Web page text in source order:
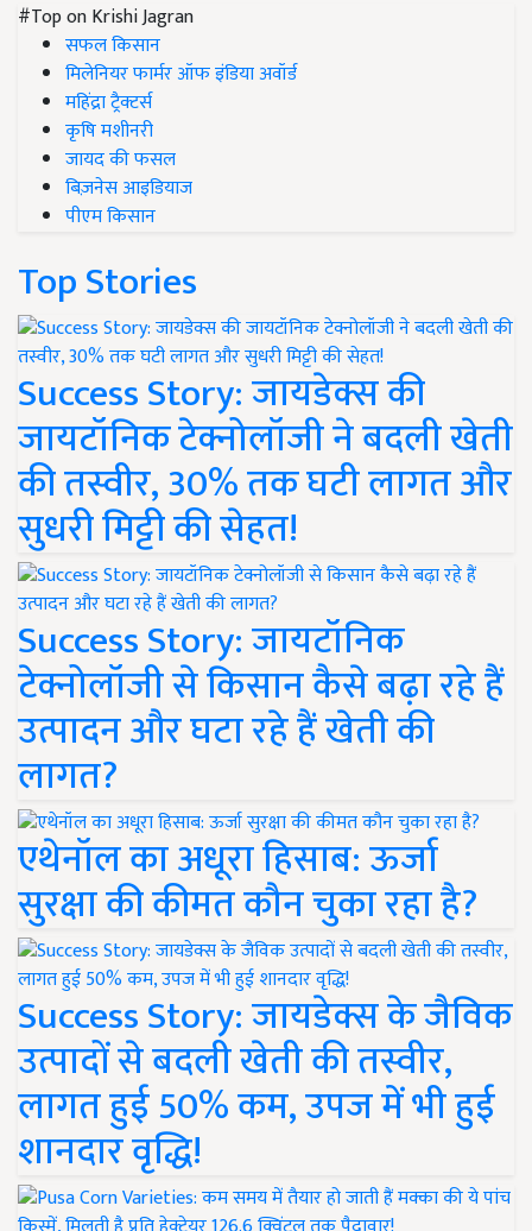
#Top on Krishi Jagran
सफल किसान
मिलेनियर फार्मर ऑफ इंडिया अवॉर्ड
महिंद्रा ट्रैक्टर्स
कृषि मशीनरी
जायद की फसल
बिज़नेस आइडियाज
पीएम किसान
Top Stories
Success Story: जायडेक्स की
जायटॉनिक टेक्नोलॉजी ने बदली खेती
की तस्वीर, 30% तक घटी लागत और
सुधरी मिट्टी की सेहत!
Success Story: जायटॉनिक
टेक्नोलॉजी से किसान कैसे बढ़ा रहे हैं
उत्पादन और घटा रहे हैं खेती की
लागत?
एथेनॉल का अधूरा हिसाब: ऊर्जा
सुरक्षा की कीमत कौन चुका रहा है?
Success Story: जायडेक्स के जैविक
उत्पादों से बदली खेती की तस्वीर,
लागत हुई 50% कम, उपज में भी हुई
शानदार वृद्धि!